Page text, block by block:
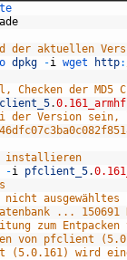
der aktuellen
dpkg -i wget http:
Checken der MD5
.
der Version sein,
installieren
-i pfclient_5.
nicht
...
zum
von pfclient
(5.0.161) wird